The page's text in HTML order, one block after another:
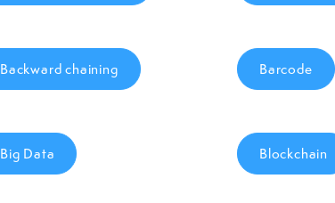
Backward chaining Barcode
Big Data Blockchain